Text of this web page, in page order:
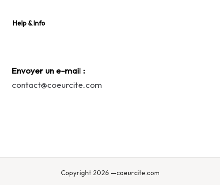
Help & Info
Envoyer un e-mail :
contact@coeurcite.com
Copyright 2026 —coeurcite.com